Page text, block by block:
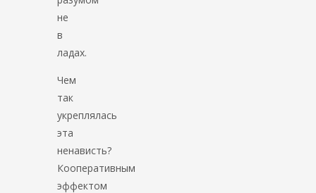
не
в
ладах.
Чем
так
укреплялась
эта
ненависть?
Кооперативным
эффектом